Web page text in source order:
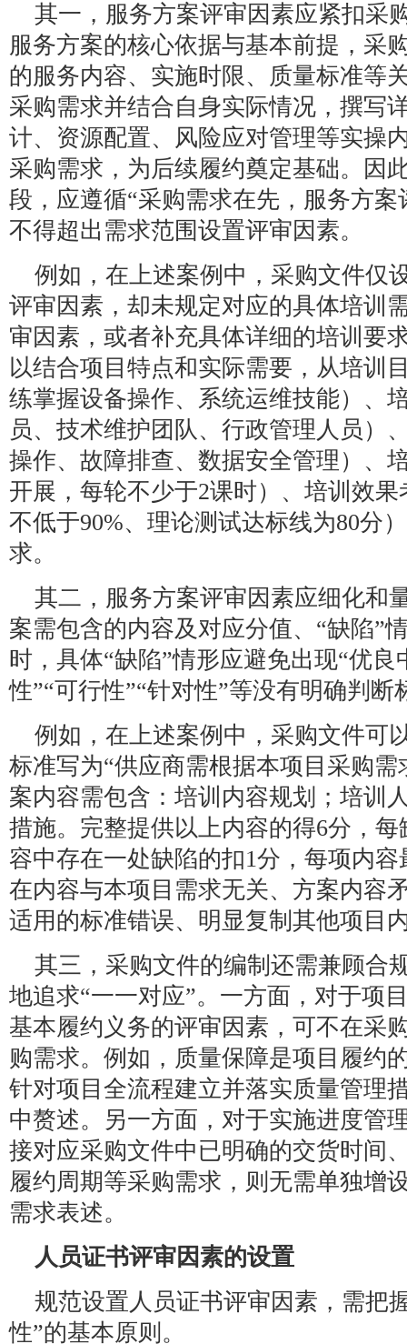
其一，服务方案评审因素应紧扣采
服务方案的核心依据与基本前提，采
的服务内容、实施时限、质量标准等
采购需求并结合自身实际情况，撰写
计、资源配置、风险应对管理等实操
采购需求，为后续履约奠定基础。因
段，应遵循“采购需求在先，服务方
不得超出需求范围设置评审因素。
例如，在上述案例中，采购文件仅
评审因素，却未规定对应的具体培训
审因素，或者补充具体详细的培训要
以结合项目特点和实际需要，从培训
练掌握设备操作、系统运维技能）、
员、技术维护团队、行政管理人员）
操作、故障排查、数据安全管理）、
开展，每轮不少于2课时）、培训效
不低于90%、理论测试达标线为80分
求。
其二，服务方案评审因素应细化和
案需包含的内容及对应分值、“缺陷”
时，具体“缺陷”情形应避免出现“优良
性”“可行性”“针对性”等没有明确判断
例如，在上述案例中，采购文件可
标准写为“供应商需根据本项目采购
案内容需包含：培训内容规划；培训
措施。完整提供以上内容的得6分，
容中存在一处缺陷的扣1分，每项内
在内容与本项目需求无关、方案内容
适用的标准错误、明显复制其他项目
其三，采购文件的编制还需兼顾合
地追求“一一对应”。一方面，对于项
基本履约义务的评审因素，可不在采
购需求。例如，质量保障是项目履约
针对项目全流程建立并落实质量管理
中赘述。另一方面，对于实施进度管
接对应采购文件中已明确的交货时间
履约周期等采购需求，则无需单独增
需求表述。
人员证书评审因素的设置
规范设置人员证书评审因素，需把
性”的基本原则。